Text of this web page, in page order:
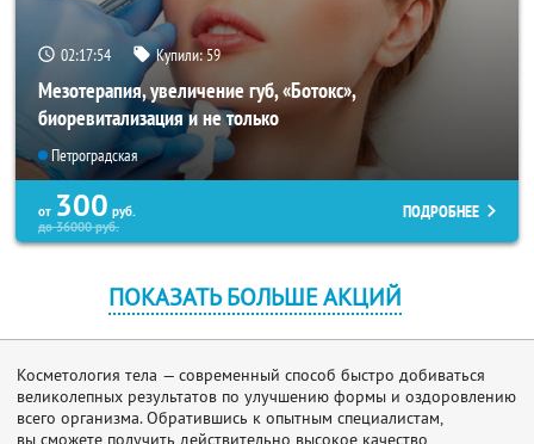
02:17:53 Купили:59
Мезотерапия, увеличение губ, «Ботокс»,
биоревитализация и не только
Петроградская
от 300 руб.
до36000руб.
ПОДРОБНЕЕ
ПОКАЗАТЬ БОЛЬШЕ АКЦИЙ
Косметология тела — современный способ быстро добиваться
великолепных результатов по улучшению формы и оздоровлению
всего организма. Обратившись к опытным специалистам,
вы сможете получить действительно высокое качество